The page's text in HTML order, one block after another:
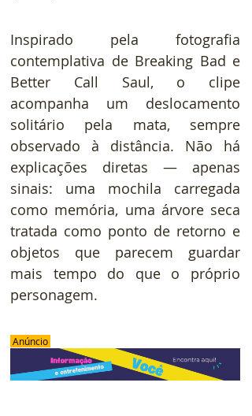
Inspirado pela fotografia
contemplativa de Breaking Bad e
Better Call Saul, o clipe
acompanha um deslocamento
solitário pela mata, sempre
observado à distância. Não há
explicações diretas — apenas
sinais: uma mochila carregada
como memória, uma árvore seca
tratada como ponto de retorno e
objetos que parecem guardar
mais tempo do que o próprio
personagem.
Anúncio